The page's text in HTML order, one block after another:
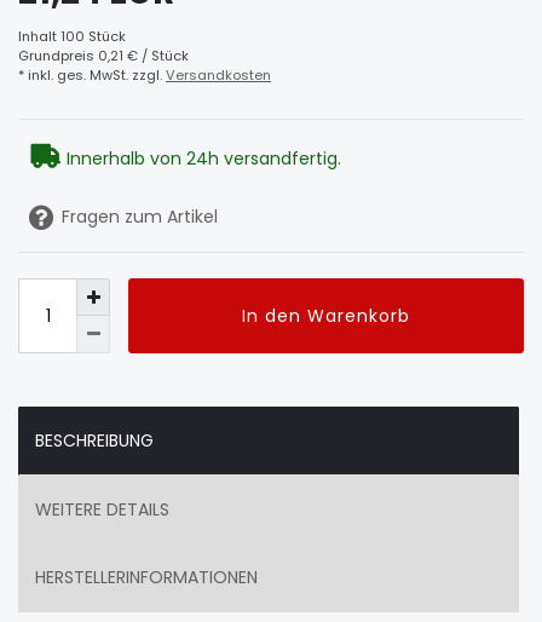
Inhalt100 Stück
Grundpreis 0,21 € / Stück
* inkl. ges. MwSt. zzgl.Versandkosten
Innerhalb von 24h versandfertig.
Fragen zum Artikel
In den Warenkorb
BESCHREIBUNG
WEITERE DETAILS
HERSTELLERINFORMATIONEN